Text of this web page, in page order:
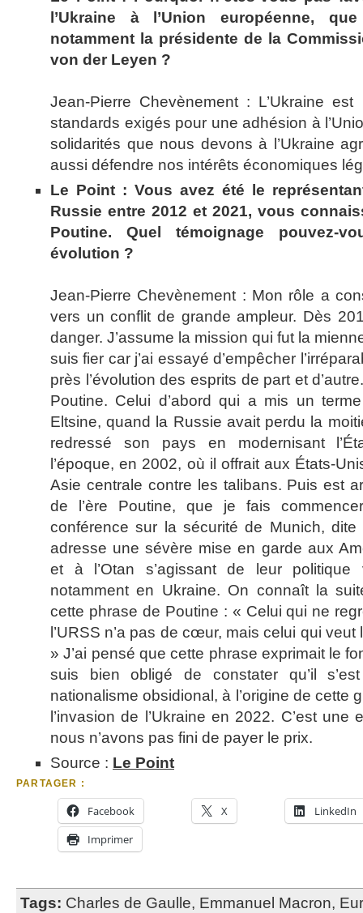
l’Ukraine à l’Union européenne,
notamment la présidente de la
von der Leyen ?
Jean-Pierre Chevènement : L’Ukraine
standards exigés pour une adhésion à
solidarités que nous devons à l’Ukraine
aussi défendre nos intérêts économiques
Le Point : Vous avez été le
Russie entre 2012 et 2021, vous
Poutine. Quel témoignage pouvez-
évolution ?
Jean-Pierre Chevènement : Mon rôle a
vers un conflit de grande ampleur. Dès
danger. J’assume la mission qui fut la
suis fier car j’ai essayé d’empêcher
près l’évolution des esprits de part et
Poutine. Celui d’abord qui a mis un
Eltsine, quand la Russie avait perdu la
redressé son pays en modernisant
l’époque, en 2002, où il offrait aux États-
Asie centrale contre les talibans. Puis est
de l’ère Poutine, que je fais
conférence sur la sécurité de Munich,
adresse une sévère mise en garde aux
et à l’Otan s’agissant de leur
notamment en Ukraine. On connaît la
cette phrase de Poutine : « Celui qui ne
l’URSS n’a pas de cœur, mais celui qui veut
» J’ai pensé que cette phrase exprimait le
suis bien obligé de constater qu’il
nationalisme obsidional, à l’origine de cette
l’invasion de l’Ukraine en 2022. C’est une
nous n’avons pas fini de payer le prix.
Source : Le Point
PARTAGER :
Facebook X
LinkedIn
Imprimer
Tags: Charles de Gaulle, Emmanuel Macron,